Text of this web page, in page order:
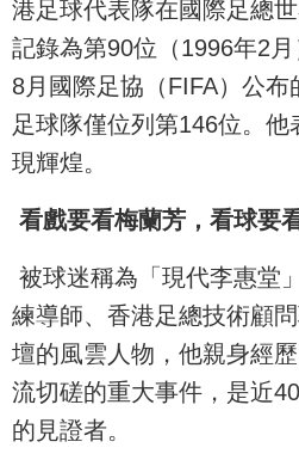
港足球代表隊在國際足總
記錄為第90位（1996年2
8月國際足協（FIFA）公
足球隊僅位列第146位。
現輝煌。
看戲要看梅蘭芳，看球要
被球迷稱為「現代李惠堂
練導師、香港足總技術顧
壇的風雲人物，他親身經
流切磋的重大事件，是近
的見證者。